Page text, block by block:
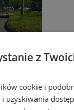
z
cookie i
uzyskiwania